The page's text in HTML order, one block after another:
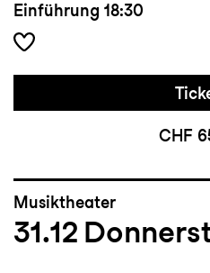
Einführung 18:30
CHF
Musiktheater
31.12